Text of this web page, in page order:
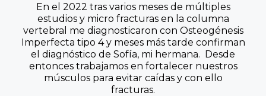
En el 2022 tras varios meses de múltiples
estudios y micro fracturas en la columna
vertebral me diagnosticaron con Osteogénesis
Imperfecta tipo 4 y meses más tarde confirman
el diagnóstico de Sofía, mi hermana. Desde
entonces trabajamos en fortalecer nuestros
músculos para evitar caídas y con ello
fracturas.